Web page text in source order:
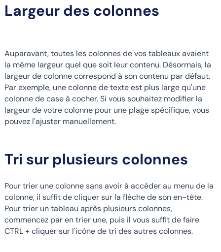
Largeur des colonnes
Auparavant, toutes les colonnes de vos tableaux avaient
la même largeur quel que soit leur contenu. Désormais, la
largeur de colonne correspond à son contenu par défaut.
Par exemple, une colonne de texte est plus large qu'une
colonne de case à cocher. Si vous souhaitez modifier la
largeur de votre colonne pour une plage spécifique, vous
pouvez l'ajuster manuellement.
Tri sur plusieurs colonnes
Pour trier une colonne sans avoir à accéder au menu de la
colonne, il suffit de cliquer sur la flèche de son en-tête.
Pour trier un tableau après plusieurs colonnes,
commencez par en trier une, puis il vous suffit de faire
CTRL + cliquer sur l'icône de tri des autres colonnes.